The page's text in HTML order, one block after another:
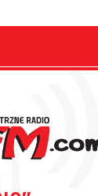
Informacje